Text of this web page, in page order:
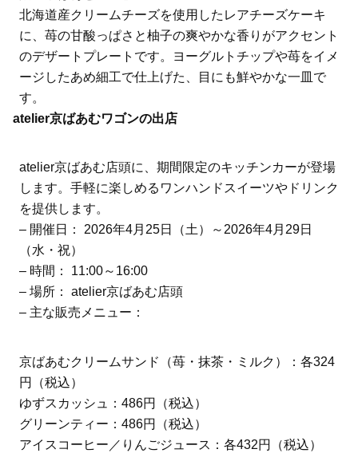
北海道産クリームチーズを使用したレアチーズケーキ
に、苺の甘酸っぱさと柚子の爽やかな香りがアクセント
のデザートプレートです。ヨーグルトチップや苺をイメ
ージしたあめ細工で仕上げた、目にも鮮やかな一皿で
す。
atelier京ばあむワゴンの出店
atelier京ばあむ店頭に、期間限定のキッチンカーが登場
します。手軽に楽しめるワンハンドスイーツやドリンク
を提供します。
– 開催日： 2026年4月25日（土）～2026年4月29日
（水・祝）
– 時間： 11:00～16:00
– 場所： atelier京ばあむ店頭
– 主な販売メニュー：
京ばあむクリームサンド（苺・抹茶・ミルク）：各324
円（税込）
ゆずスカッシュ：486円（税込）
グリーンティー：486円（税込）
アイスコーヒー／りんごジュース：各432円（税込）